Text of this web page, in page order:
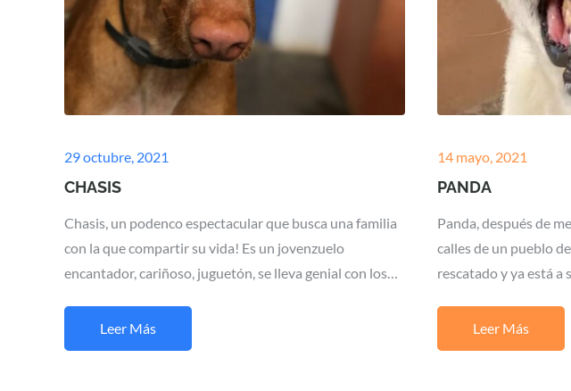
Posted
on
29 octubre, 2021
CHASIS
Chasis, un podenco espectacular que busca una familia
con la que compartir su vida! Es un jovenzuelo
encantador, cariñoso, juguetón, se lleva genial con los…
Leer Más
Posted
on
14 mayo, 2021
PANDA
Panda, después de
calles de un pueblo
rescatado y ya está a
Leer Más